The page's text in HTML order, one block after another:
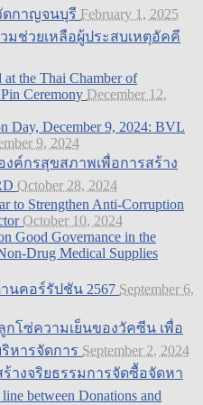
ดกาญจนบุรี February 1, 2025
มช่วยเหลือผู้ประสบเหตุอัคคี
the Thai Chamber of
Ceremony December 12,
Day, December 9, 2024: BVL
9, 2024
งค์กรสุขสภาพเพื่อการสร้าง
October 28, 2024
to Strengthen Anti-Corruption
October 10, 2024
Good Governance in the
Drug Medical Supplies
นคอร์รัปชัน 2567 September 6,
โซ่ความเย็นของวัคซีน เพื่อ
หารจัดการ September 2, 2024
างจริยธรรมการจัดซื้อจัดหา
between Donations and